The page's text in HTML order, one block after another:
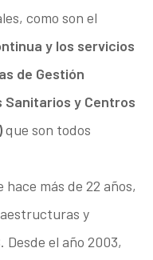
como son el
y los servicios
de Gestión
y Centros
que son todos
más de 22 años,
y
Desde el año 2003,